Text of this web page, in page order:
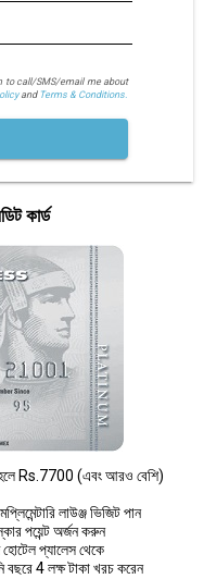
to call/SMS/email me about
and Terms & Conditions.
কার্ড
Rs.7700 (এবং আরও বেশি)
লাউঞ্জ ভিজিট পান
পয়েন্ট অর্জন করুন
প্যালেস থেকে
4 লক্ষ টাকা খরচ করেন